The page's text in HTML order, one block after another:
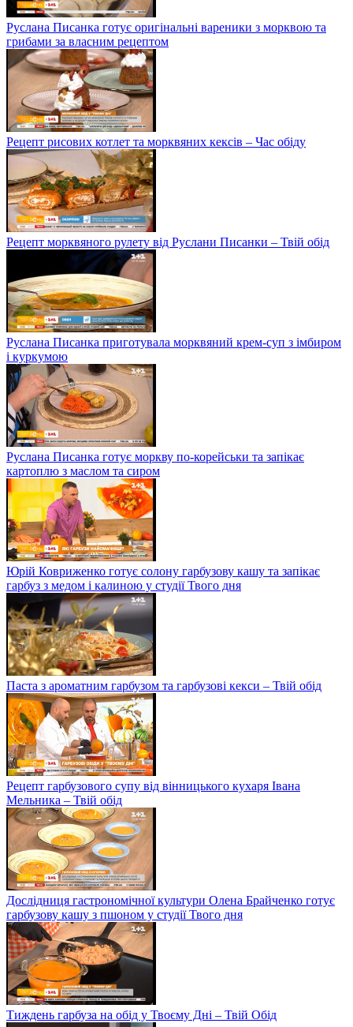
Руслана Писанка готує оригінальні вареники з морквою та
грибами за власним рецептом
Рецепт рисових котлет та морквяних кексів – Час обіду
Рецепт морквяного рулету від Руслани Писанки – Твій обід
Руслана Писанка приготувала морквяний крем-суп з імбиром
і куркумою
Руслана Писанка готує моркву по-корейськи та запікає
картоплю з маслом та сиром
Юрій Ковриженко готує солону гарбузову кашу та запікає
гарбуз з медом і калиною у студії Твого дня
Паста з ароматним гарбузом та гарбузові кекси – Твій обід
Рецепт гарбузового супу від вінницького кухаря Івана
Мельника – Твій обід
Дослідниця гастрономічної культури Олена Брайченко готує
гарбузову кашу з пшоном у студії Твого дня
Тиждень гарбуза на обід у Твоєму Дні – Твій Обід